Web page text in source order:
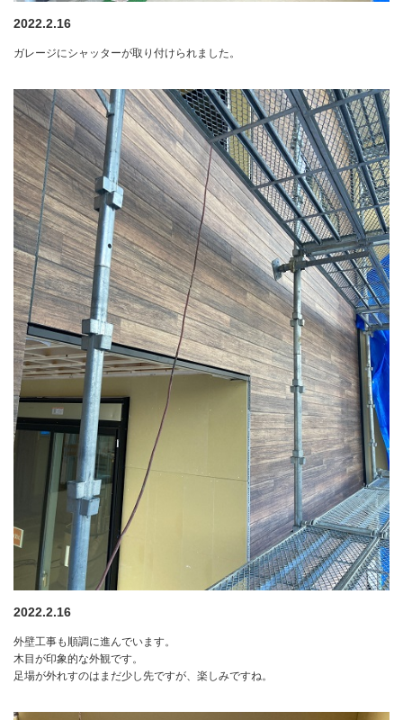
2022.2.16
ガレージにシャッターが取り付けられました。
2022.2.16
外壁工事も順調に進んでいます。
木目が印象的な外観です。
足場が外れすのはまだ少し先ですが、楽しみですね。